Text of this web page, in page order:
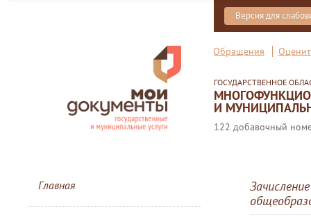
Версия для
Обращения
ГОСУДАРСТВЕННОЕ
И
122 добавочный
Главная